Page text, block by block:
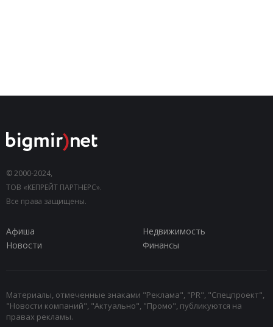
© 2000-2024,
ТОВ «КЕПРЕЙТ ПАРТНЕРС».
Все права защищены.
Афиша
Недвижимость
Новости
Финансы
Материалы, отмеченные знаками "Реклама", "PR", "Спецпроект",
"Новости компаний", "Актуально", "Промо", публикуются на
правах рекламы.